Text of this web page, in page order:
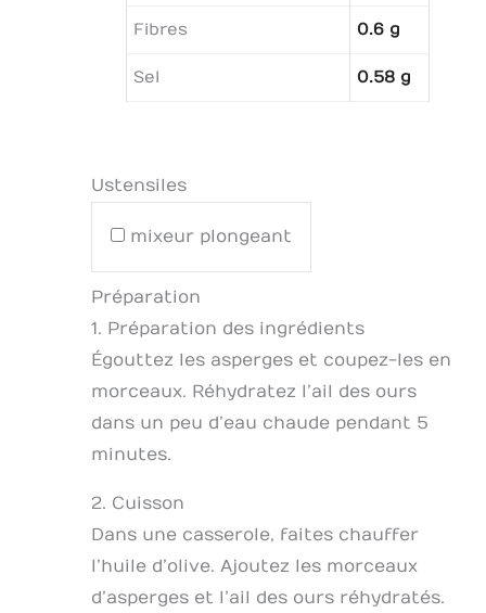
Fibres 0.6 g
Sel 0.58 g
Ustensiles
mixeur plongeant
Préparation
1. Préparation des ingrédients
Égouttez les asperges et coupez-les en
morceaux. Réhydratez l’ail des ours
dans un peu d’eau chaude pendant 5
minutes.
2. Cuisson
Dans une casserole, faites chauffer
l’huile d’olive. Ajoutez les morceaux
d’asperges et l’ail des ours réhydratés.